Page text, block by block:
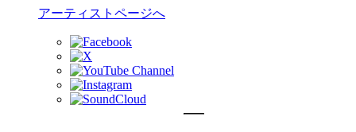
アーティストページへ